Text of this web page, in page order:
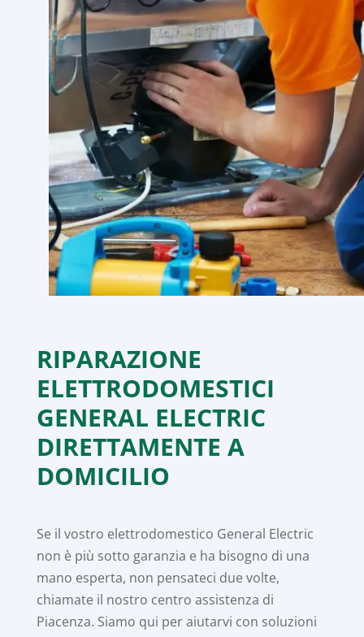
RIPARAZIONE
ELETTRODOMESTICI
GENERAL ELECTRIC
DIRETTAMENTE A
DOMICILIO
Se il vostro elettrodomestico General Electric
non è più sotto garanzia e ha bisogno di una
mano esperta, non pensateci due volte,
chiamate il nostro centro assistenza di
Piacenza. Siamo qui per aiutarvi con soluzioni